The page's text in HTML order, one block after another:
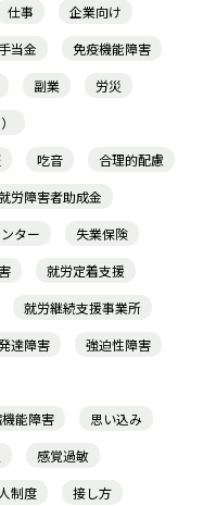
仕事
企業向け
当金
免疫機能障害
副業
労災
吃音
合理的配慮
労障害者助成金
ター
失業保険
就労定着支援
就労継続支援事業所
達障害
強迫性障害
能障害
思い込み
感覚過敏
制度
接し方